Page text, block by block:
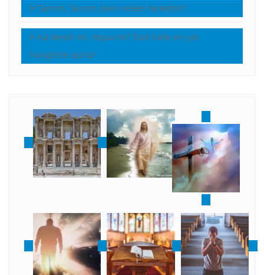
Tanrım, Tanrım, beni neden terkettin?
İsa Mesih mi, Yeşua mı? Türk halkı en çok
hangisine aşina?